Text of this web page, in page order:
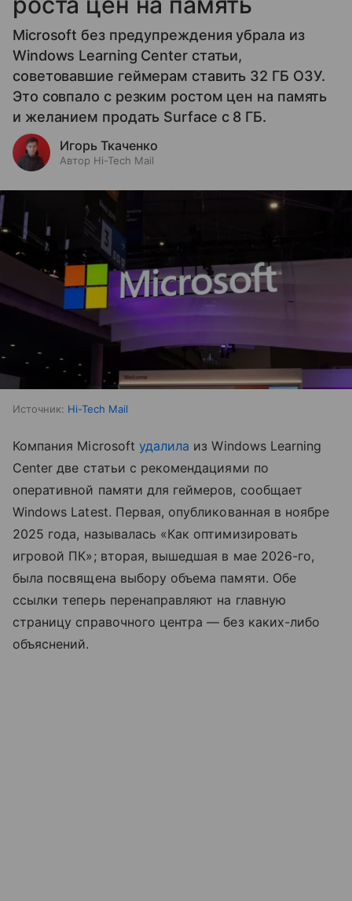
Microsoft без предупреждения убрала из
Windows Learning Center статьи,
советовавшие геймерам ставить 32 ГБ ОЗУ.
Это совпало с резким ростом цен на память
и желанием продать Surface с 8 ГБ.
Игорь Ткаченко
Автор Hi-Tech Mail
Источник: Hi-Tech Mail
Компания Microsoft удалила из Windows Learning
Center две статьи с рекомендациями по
оперативной памяти для геймеров, сообщает
Windows Latest. Первая, опубликованная в ноябре
2025 года, называлась «Как оптимизировать
игровой ПК»; вторая, вышедшая в мае 2026-го,
была посвящена выбору объема памяти. Обе
ссылки теперь перенаправляют на главную
страницу справочного центра — без каких-либо
объяснений.